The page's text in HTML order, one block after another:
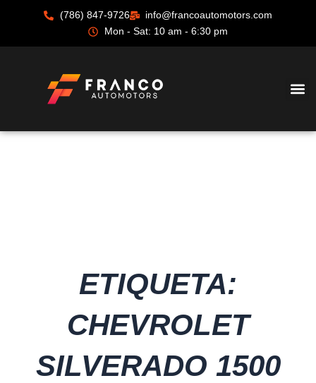
contenido
(786) 847-9726
info@francoautomotors.com
Mon - Sat: 10 am - 6:30 pm
ETIQUETA:
CHEVROLET
SILVERADO 1500